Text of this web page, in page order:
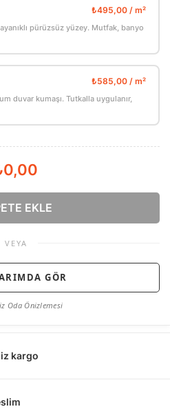
pürüzsüz yüzey. Mutfak, banyo
duvar kumaşı. Tutkalla uygulanır,
EKLE
VEYA
GÖR
Oda Önizlemesi
kargo